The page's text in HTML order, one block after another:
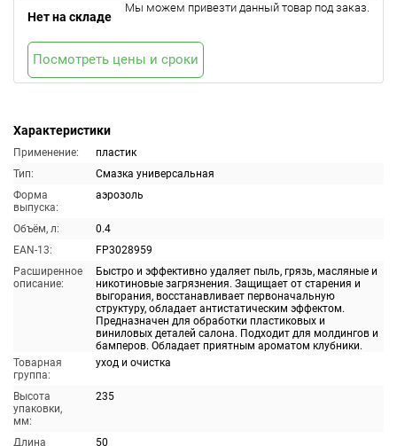
Характеристики
Применение:
пластик
Тип:
Смазка универсальная
Форма
выпуска:
аэрозоль
Объём, л:
0.4
EAN-13:
FP3028959
Расширенное
описание:
Быстро и эффективно удаляет пыль, грязь, масляные и
никотиновые загрязнения. Защищает от старения и
выгорания, восстанавливает первоначальную
структуру, обладает антистатическим эффектом.
Предназначен для обработки пластиковых и
виниловых деталей салона. Подходит для молдингов и
бамперов. Обладает приятным ароматом клубники.
Товарная
группа:
уход и очистка
Высота
упаковки,
мм:
235
Длина
50
Нет на складе
Мы можем привезти данный товар под заказ.
Посмотреть цены и сроки